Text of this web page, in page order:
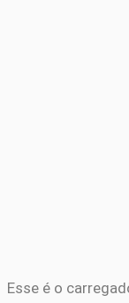
Esse é o